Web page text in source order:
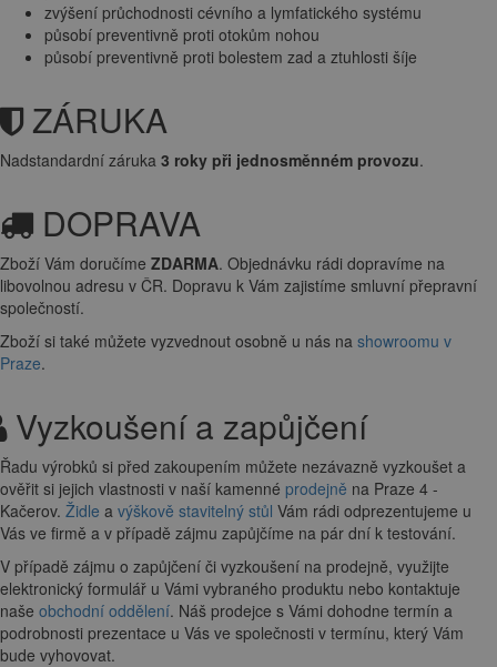
zvýšení průchodnosti cévního a lymfatického systému
působí preventivně proti otokům nohou
působí preventivně proti bolestem zad a ztuhlosti šíje
ZÁRUKA
Nadstandardní záruka 3 roky při jednosměnném provozu.
DOPRAVA
Zboží Vám doručíme ZDARMA. Objednávku rádi dopravíme na
libovolnou adresu v ČR. Dopravu k Vám zajistíme smluvní přepravní
společností.
Zboží si také můžete vyzvednout osobně u nás na showroomu v
Praze.
Vyzkoušení a zapůjčení
Řadu výrobků si před zakoupením můžete nezávazně vyzkoušet a
ověřit si jejich vlastnosti v naší kamenné prodejně na Praze 4 -
Kačerov. Židle a výškově stavitelný stůl Vám rádi odprezentujeme u
Vás ve firmě a v případě zájmu zapůjčíme na pár dní k testování.
V případě zájmu o zapůjčení či vyzkoušení na prodejně, využijte
elektronický formulář u Vámi vybraného produktu nebo kontaktuje
naše obchodní oddělení. Náš prodejce s Vámi dohodne termín a
podrobnosti prezentace u Vás ve společnosti v termínu, který Vám
bude vyhovovat.